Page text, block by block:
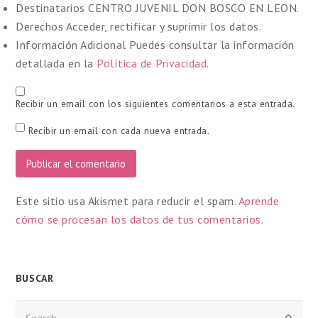
Destinatarios CENTRO JUVENIL DON BOSCO EN LEON.
Derechos Acceder, rectificar y suprimir los datos.
Información Adicional Puedes consultar la información
detallada en la Política de Privacidad.
Recibir un email con los siguientes comentarios a esta entrada.
Recibir un email con cada nueva entrada.
Este sitio usa Akismet para reducir el spam. Aprende
cómo se procesan los datos de tus comentarios.
BUSCAR